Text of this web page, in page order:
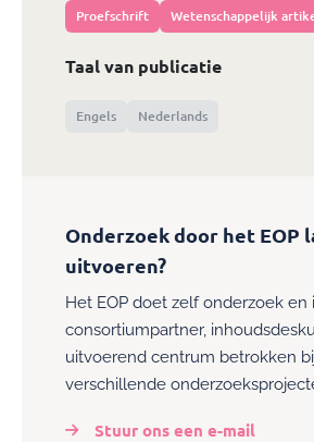
Proefschrift Wetenschappelijk
Taal van publicatie
Engels Nederlands
Onderzoek door het EOP
uitvoeren?
Het EOP doet zelf onderzoek en
consortiumpartner,
uitvoerend centrum betrokken
verschillende
Stuur ons een e-mail